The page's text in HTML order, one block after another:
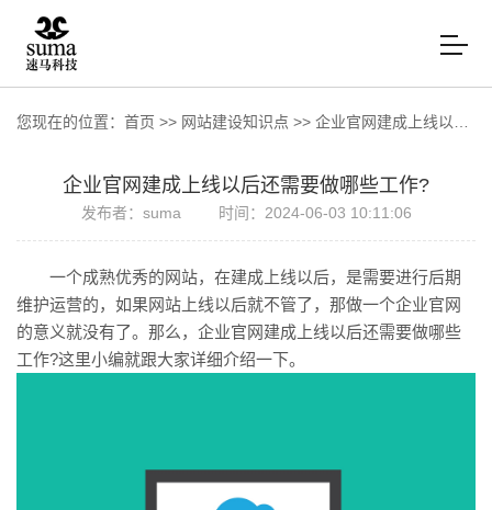
您现在的位置： 首页 >> 网站建设知识点 >> 企业官网建成上线以后还需要做哪些工作?
企业官网建成上线以后还需要做哪些工作?
发布者：suma 时间：2024-06-03 10:11:06
一个成熟优秀的网站，在建成上线以后，是需要进行后期
维护运营的，如果网站上线以后就不管了，那做一个企业官网
的意义就没有了。那么，企业官网建成上线以后还需要做哪些
工作?这里小编就跟大家详细介绍一下。